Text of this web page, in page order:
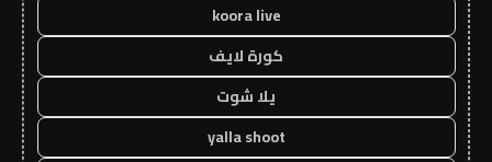
koora live
كورة لايف
يلا شوت
yalla shoot